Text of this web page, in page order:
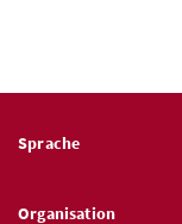
Sprache
Organisation